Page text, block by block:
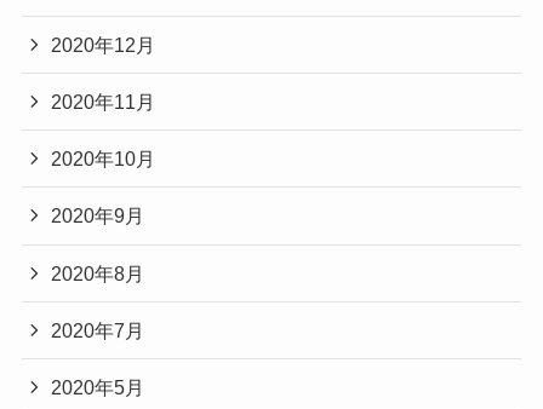
2020年12月
2020年11月
2020年10月
2020年9月
2020年8月
2020年7月
2020年5月